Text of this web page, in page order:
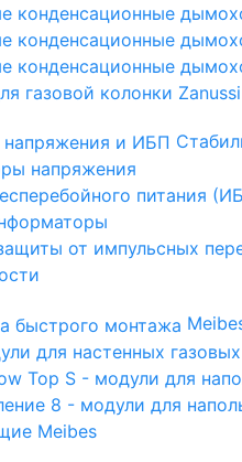
конденсационные
конденсационные
конденсационные
газовой колонки
напряжения
питания
от импульсных
для настенных
Top S - модули для
8 - модули для
Meibes